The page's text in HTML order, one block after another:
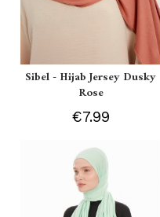
Sibel - Hijab Jersey Dusky
Rose
€7.99